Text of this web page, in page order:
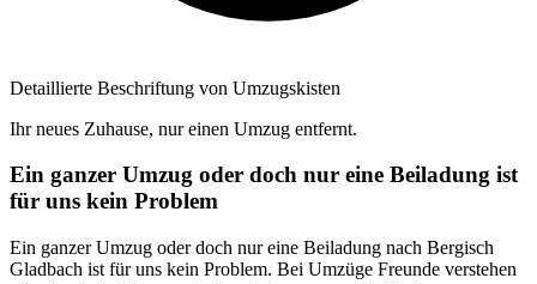
Detaillierte Beschriftung von Umzugskisten
Ihr neues Zuhause, nur einen Umzug entfernt.
Ein ganzer Umzug oder doch nur eine Beiladung ist
für uns kein Problem
Ein ganzer Umzug oder doch nur eine Beiladung nach Bergisch
Gladbach ist für uns kein Problem. Bei Umzüge Freunde verstehen